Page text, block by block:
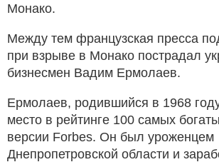
Монако.
Между тем французская пресса
при взрыве в Монако пострадал
бизнесмен Вадим Ермолаев.
Ермолаев, родившийся в 1968
место в рейтинге 100 самых
версии Forbes. Он был уроженцем
Днепропетровской области и